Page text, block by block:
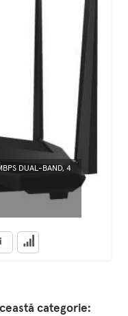
DUAL-BAND, 4
categorie: